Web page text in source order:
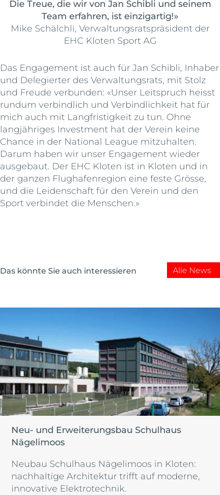
Die Treue, die wir von Jan Schibli und seinem
Team erfahren, ist einzigartig!»
Mike Schälchli, Verwaltungsratspräsident der
EHC Kloten Sport AG
Das Engagement ist auch für Jan Schibli, Inhaber
und Delegierter des Verwaltungsrats, mit Stolz
und Freude verbunden: «Unser Leitspruch heisst
rundum verbindlich und Verbindlichkeit hat für
mich auch mit Langfristigkeit zu tun. Ohne
langjähriges Investment hat der Verein keine
Chance in der National League mitzuhalten.
Darum haben wir unser Engagement wieder
ausgebaut. Der EHC Kloten ist in Kloten und in
der ganzen Flughafenregion eine feste Grösse,
und die Leidenschaft für den Verein und den
Sport verbindet die Menschen.»
Das könnte Sie auch interessieren Alle News
Neu- und Erweiterungsbau Schulhaus
Nägelimoos
Neubau Schulhaus Nägelimoos in Kloten:
nachhaltige Architektur trifft auf moderne,
innovative Elektrotechnik.